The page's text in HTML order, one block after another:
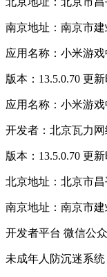
南京地址：南京市
应用名称：小米游
版本：13.5.0.70 更
应用名称：小米游
开发者：北京瓦力网
版本：13.5.0.70 更
北京地址：北京市
南京地址：南京市
开发者平台 微信公
未成年人防沉迷系统